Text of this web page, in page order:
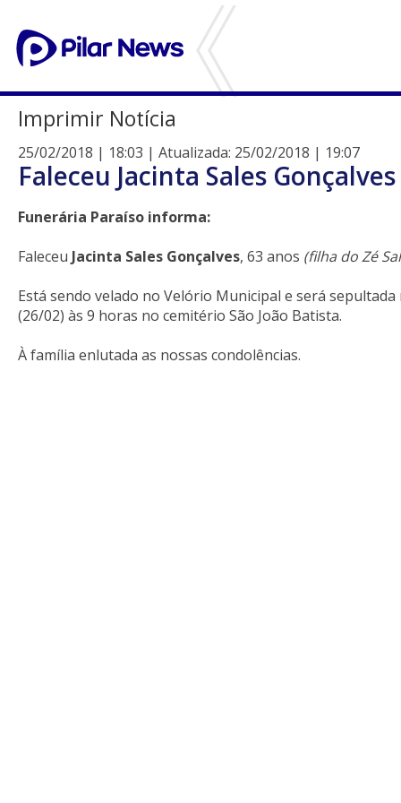
Imprimir Notícia
25/02/2018 | 18:03 | Atualizada: 25/02/2018 | 19:07
Faleceu Jacinta Sales Gonçalves
Funerária Paraíso informa:
Faleceu Jacinta Sales Gonçalves, 63 anos (filha do Zé
Está sendo velado no Velório Municipal e será
(26/02) às 9 horas no cemitério São João Batista.
À família enlutada as nossas condolências.